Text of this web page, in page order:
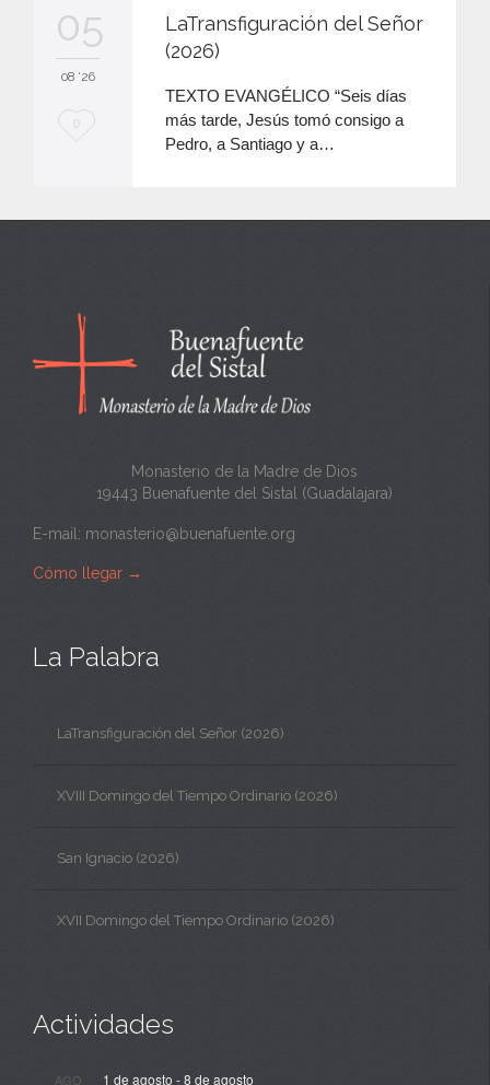
05
08 '26
M
n
a
0
LaTransfiguración del Señor
(2026)
TEXTO EVANGÉLICO “Seis días
más tarde, Jesús tomó consigo a
Pedro, a Santiago y a…
Monasterio de la Madre de Dios
19443 Buenafuente del Sistal (Guadalajara)
E-mail: monasterio@buenafuente.org
Cómo llegar →
La Palabra
LaTransfiguración del Señor (2026)
XVIII Domingo del Tiempo Ordinario (2026)
San Ignacio (2026)
XVII Domingo del Tiempo Ordinario (2026)
Actividades
AGO 1 de agosto -8 de agosto